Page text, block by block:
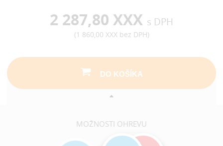
2 287,80 XXX s DPH
(1 860,00 XXXbez DPH)
DO KOŠÍKA
MOŽNOSTI OHREVU